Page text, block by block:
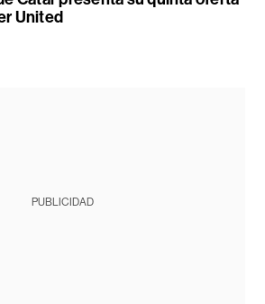
United
PUBLICIDAD